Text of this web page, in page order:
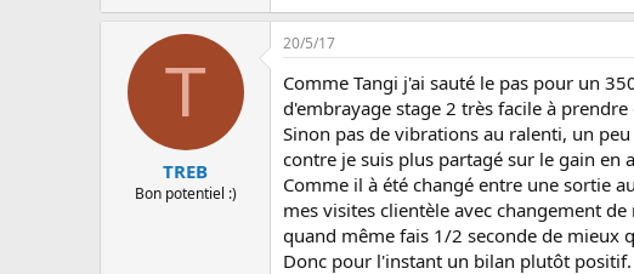
T
TREB
Bon potentiel :)
20/5/17
Comme Tangi j'ai sauté le pas pour un
d'embrayage stage 2 très facile à
Sinon pas de vibrations au ralenti, un
contre je suis plus partagé sur le gain en
Comme il à été changé entre une sortie
mes visites clientèle avec changement
quand même fais 1/2 seconde de mieux
Donc pour l'instant un bilan plutôt positif.